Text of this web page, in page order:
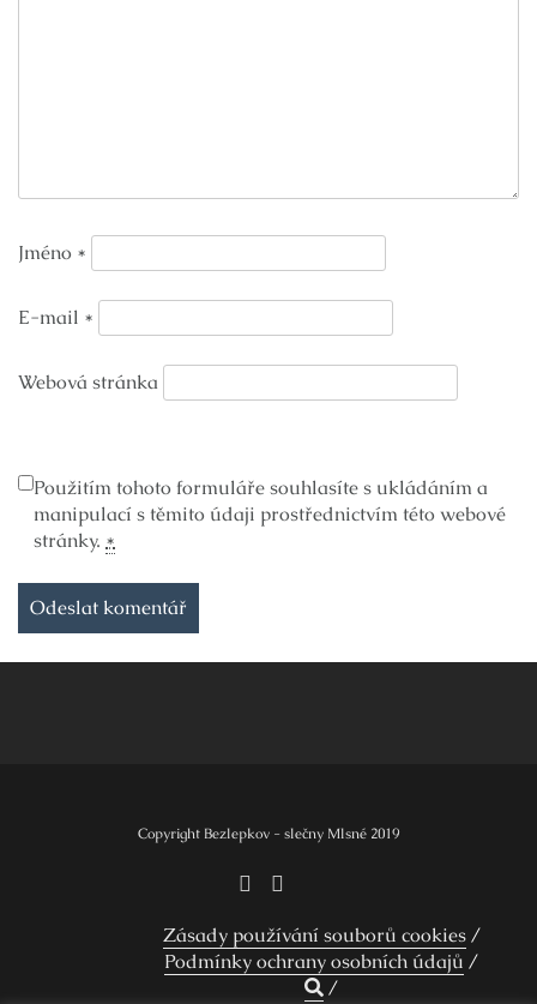
Jméno *
E-mail *
Webová stránka
Použitím tohoto formuláře souhlasíte s ukládáním a
manipulací s těmito údaji prostřednictvím této webové
stránky. *
Copyright Bezlepkov - slečny Mlsné 2019
Zásady používání souborů cookies
Podmínky ochrany osobních údajů